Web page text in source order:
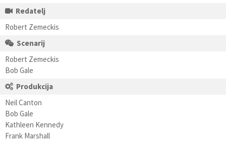
Redatelj
Robert Zemeckis
Scenarij
Robert Zemeckis
Bob Gale
Produkcija
Neil Canton
Bob Gale
Kathleen Kennedy
Frank Marshall